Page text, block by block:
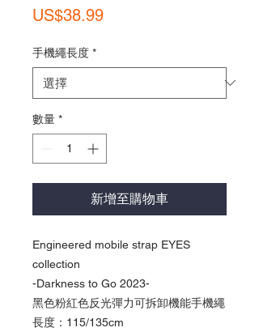
US$38.99價
手機繩長度 *
數量 *
新增至購物車
Engineered mobile strap EYES
collection
-Darkness to Go 2023-
黑色粉紅色反光彈力可拆卸機能手機繩
長度：115/135cm